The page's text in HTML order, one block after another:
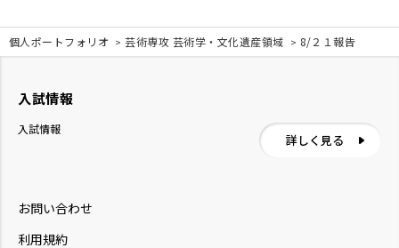
個人ポートフォリオ 芸術専攻 芸術学・文化遺産領域 8/２１報告
お問い合わせ
利用規約
入試情報
入試情報
詳しく見る